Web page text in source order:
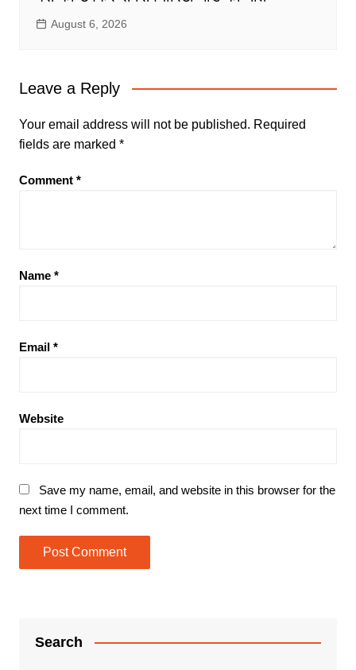
August 6, 2026
Leave a Reply
Your email address will not be published. Required
fields are marked *
Comment *
Name *
Email *
Website
Save my name, email, and website in this browser for the
next time I comment.
Search